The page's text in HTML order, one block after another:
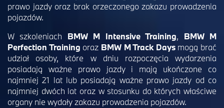
prawo jazdy oraz brak orzeczonego zakazu prowadzenia
pojazdów.
W szkoleniach BMW M Intensive Training, BMW M
Perfection Training oraz BMW M Track Daysmogą brać
udział osoby, które w dniu rozpoczęcia wydarzenia
posiadają ważne prawo jazdy i mają ukończone co
najmniej 21 lat lub posiadają ważne prawo jazdy od co
najmniej dwóch lat oraz w stosunku do których właściwe
organy nie wydały zakazu prowadzenia pojazdów.